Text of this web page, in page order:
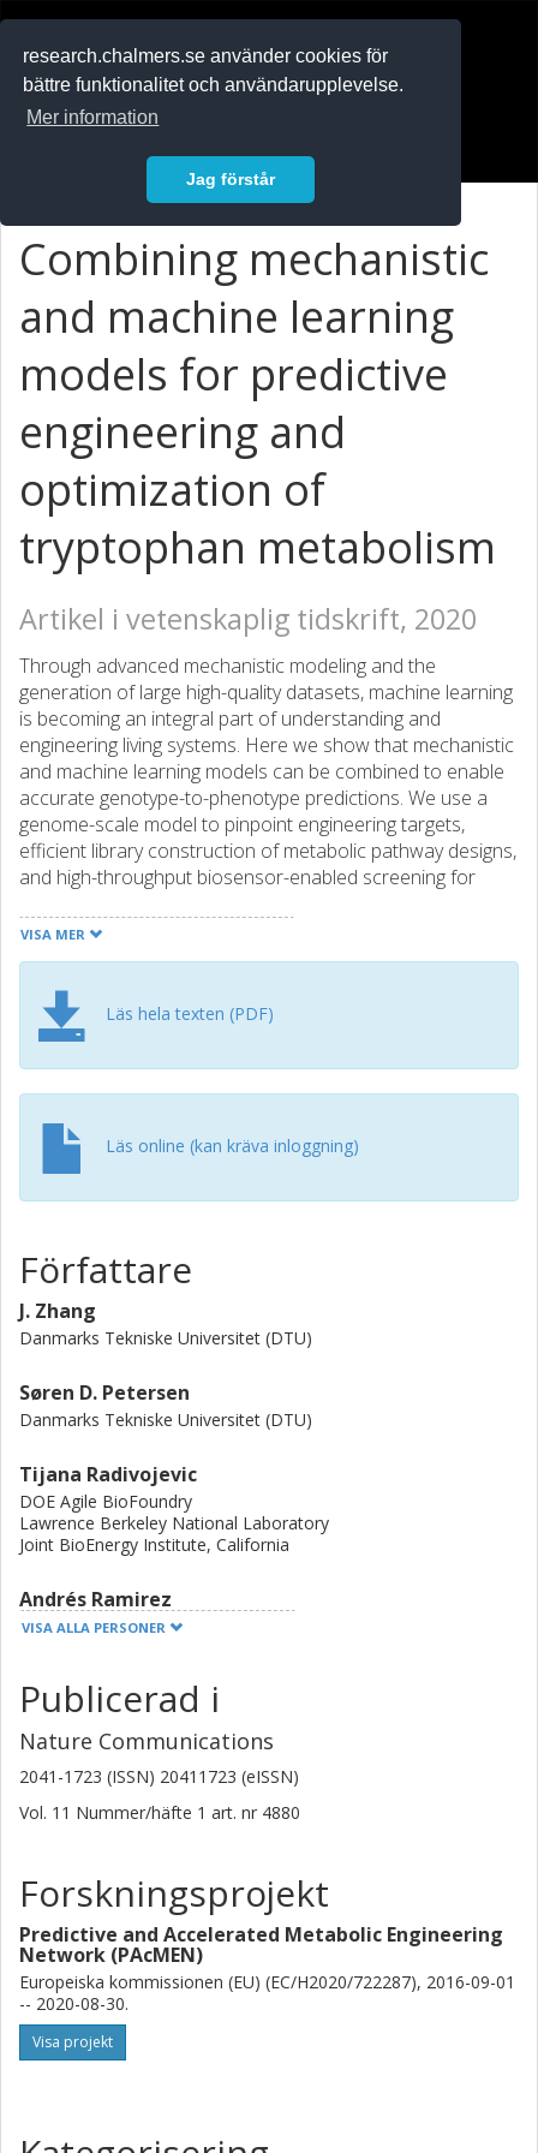
research.chalmers.se använder cookies för
bättre funktionalitet och användarupplevelse.
Mer information
Jag förstår
Combining mechanistic
and machine learning
models for predictive
engineering and
optimization of
tryptophan metabolism
Artikel i vetenskaplig tidskrift, 2020
Through advanced mechanistic modeling and the
generation of large high-quality datasets, machine learning
is becoming an integral part of understanding and
engineering living systems. Here we show that mechanistic
and machine learning models can be combined to enable
accurate genotype-to-phenotype predictions. We use a
genome-scale model to pinpoint engineering targets,
efficient library construction of metabolic pathway designs,
and high-throughput biosensor-enabled screening for
data-generation cycle, this enables successful forward
engineering of complex aromatic amino acid metabolism in
recommendations improving tryptophan titer and
productivity by up to 74 and 43%, respectively, compared
to the best designs used for algorithm training. Thus, this
study highlights the power of combining mechanistic and
engineering efforts.
VISA MER
Läs hela texten (PDF)
Läs online (kan kräva inloggning)
Författare
J. Zhang
Danmarks Tekniske Universitet (DTU)
Søren D. Petersen
Danmarks Tekniske Universitet (DTU)
Tijana Radivojevic
DOE Agile BioFoundry
Lawrence Berkeley National Laboratory
Joint BioEnergy Institute, California
Andrés Ramirez
TeselaGen SpA
Andrés Pérez-Manríquez
TeselaGen SpA
TeselaGen Biotechnology, Inc.
Forskning Andra publikationer
Zak Costello
DOE Agile BioFoundry
Joint BioEnergy Institute, California
Lawrence Berkeley National Laboratory
VISA ALLA PERSONER
Publicerad i
Nature Communications
2041-1723 (ISSN) 20411723 (eISSN)
Vol. 11 Nummer/häfte 1 art. nr 4880
Forskningsprojekt
Predictive and Accelerated Metabolic Engineering
Network (PAcMEN)
Europeiska kommissionen (EU) (EC/H2020/722287), 2016-09-01
-- 2020-08-30.
Visa projekt